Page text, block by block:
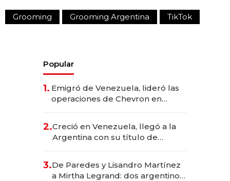
Grooming Grooming Argentina TikTok
Popular
1. Emigró de Venezuela, lideró las
operaciones de Chevron en
2.Creció en Venezuela, llegó a la
Argentina con su título de
las marcas "fast premium"
3.De Paredes y Lisandro Martínez
a Mirtha Legrand: dos argentinos